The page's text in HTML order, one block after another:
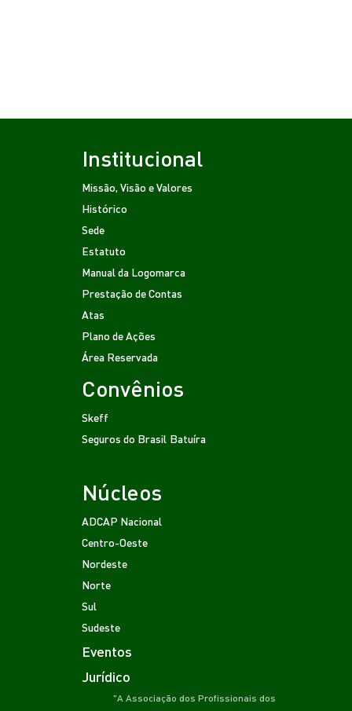
Institucional
Missão, Visão e Valores
Histórico
Sede
Estatuto
Manual da Logomarca
Prestação de Contas
Atas
Plano de Ações
Área Reservada
Convênios
Skeff
Seguros do Brasil Batuíra
Núcleos
ADCAP Nacional
Centro-Oeste
Nordeste
Norte
Sul
Sudeste
Eventos
Jurídico
"A Associação dos Profissionais dos